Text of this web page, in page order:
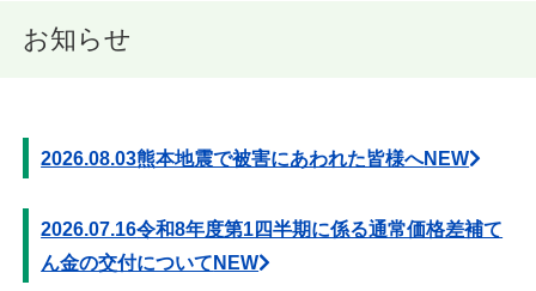
お知らせ
2026.08.03熊本地震で被害にあわれた皆様へNEW
2026.07.16令和8年度第1四半期に係る通常価格差補て
ん金の交付について NEW